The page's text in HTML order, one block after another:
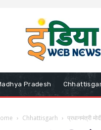
Pradesh
Chhattisgarh प्रधानमंत्री